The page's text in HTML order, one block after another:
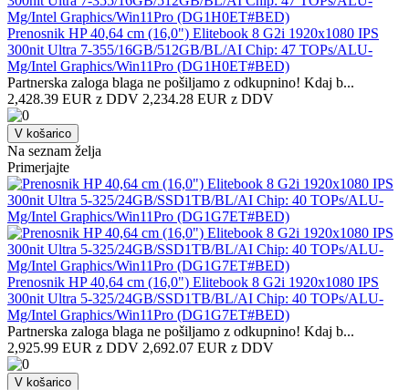
Prenosnik HP 40,64 cm (16,0") Elitebook 8 G2i 1920x1080 IPS
300nit Ultra 7-355/16GB/512GB/BL/AI Chip: 47 TOPs/ALU-
Mg/Intel Graphics/Win11Pro (DG1H0ET#BED)
Partnerska zaloga blaga ne pošiljamo z odkupnino! ​Kdaj b...
2,428.39 EUR z DDV 2,234.28 EUR z DDV
V košarico
Na seznam želja
Primerjajte
Prenosnik HP 40,64 cm (16,0") Elitebook 8 G2i 1920x1080 IPS
300nit Ultra 5-325/24GB/SSD1TB/BL/AI Chip: 40 TOPs/ALU-
Mg/Intel Graphics/Win11Pro (DG1G7ET#BED)
Partnerska zaloga blaga ne pošiljamo z odkupnino! ​Kdaj b...
2,925.99 EUR z DDV 2,692.07 EUR z DDV
V košarico